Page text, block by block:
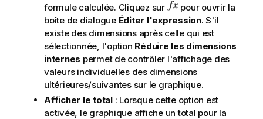
formule calculée. Cliquez sur
pour ouvrir la
boîte de dialogue Éditer l'expression. S'il
existe des dimensions après celle qui est
sélectionnée, l'option Réduire les dimensions
internes permet de contrôler l'affichage des
valeurs individuelles des dimensions
ultérieures/suivantes sur le graphique.
Afficher le total: Lorsque cette option est
activée, le graphique affiche un total pour la